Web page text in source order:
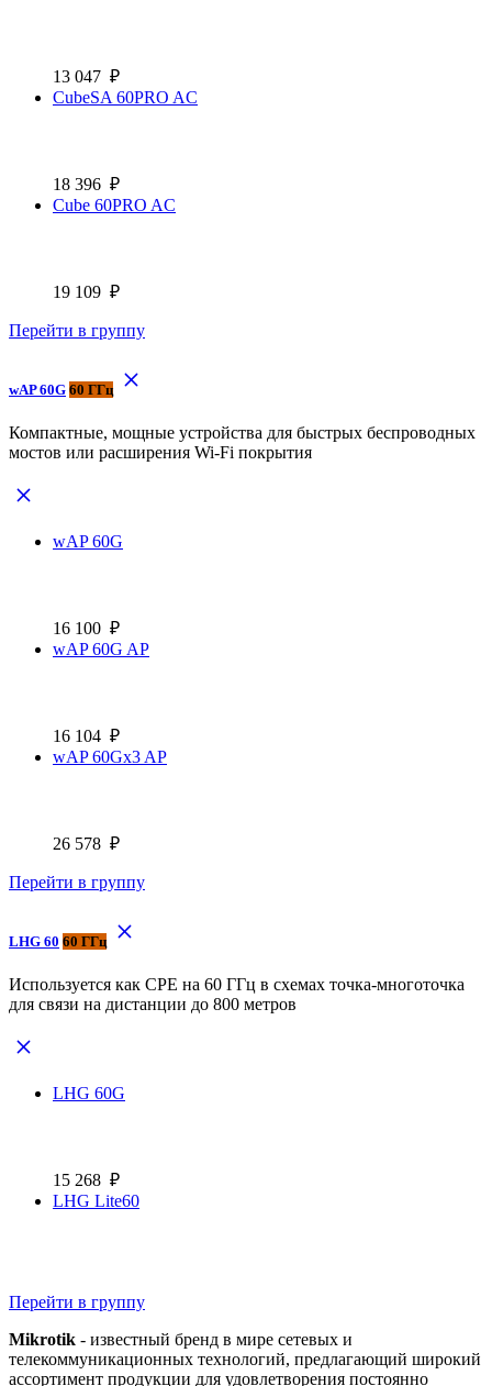
13 047 ₽
CubeSA 60PRO AC
18 396 ₽
Cube 60PRO AC
19 109 ₽
Перейти в группу
wAP 60G 60 ГГц
Компактные, мощные устройства для быстрых беспроводных
мостов или расширения Wi-Fi покрытия
wAP 60G
16 100 ₽
wAP 60G AP
16 104 ₽
wAP 60Gx3 AP
26 578 ₽
Перейти в группу
LHG 60 60 ГГц
Используется как CPE на 60 ГГц в схемах точка-многоточка
для связи на дистанции до 800 метров
LHG 60G
15 268 ₽
LHG Lite60
Перейти в группу
Mikrotik - известный бренд в мире сетевых и
телекоммуникационных технологий, предлагающий широкий
ассортимент продукции для удовлетворения постоянно